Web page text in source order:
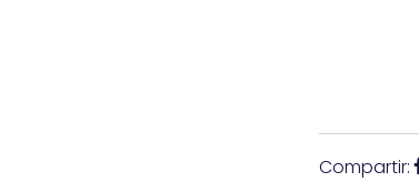
Compartir: